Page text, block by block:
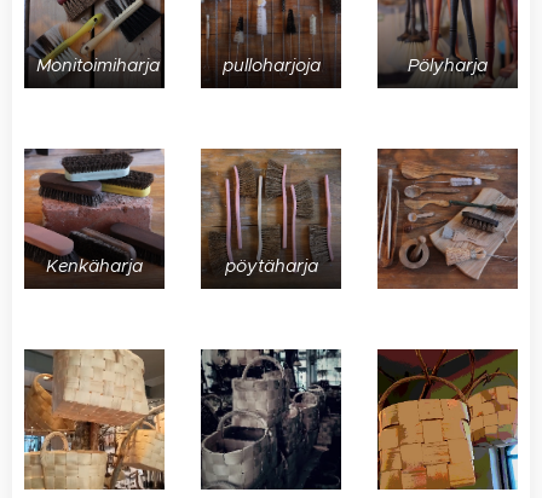
Monitoimiharja pulloharjoja Pölyharja
Kenkäharja pöytäharja